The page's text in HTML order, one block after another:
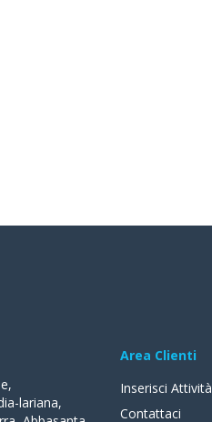
,
lariana,
Area Clienti
Inserisci Attività
Contattaci